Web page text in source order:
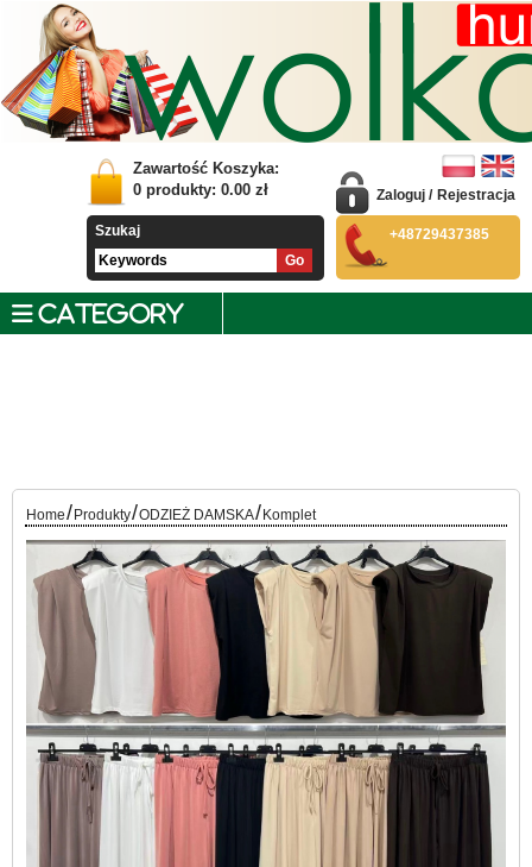
Zawartość Koszyka:
0 produkty: 0.00 zł
Szukaj
Zaloguj / Rejestracja
+48729437385
CATEGORY
Home/ Produkty/ODZIEŻ DAMSKA/ Komplet